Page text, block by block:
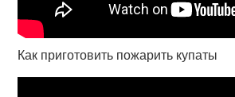
Как приготовить пожарить купаты